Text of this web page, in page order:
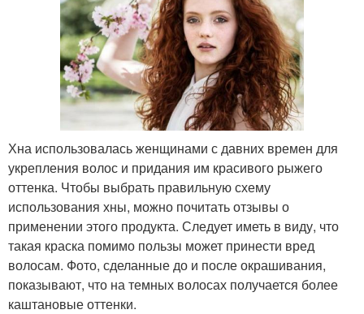
Хна использовалась женщинами с давних времен для
укрепления волос и придания им красивого рыжего
оттенка. Чтобы выбрать правильную схему
использования хны, можно почитать отзывы о
применении этого продукта. Следует иметь в виду, что
такая краска помимо пользы может принести вред
волосам. Фото, сделанные до и после окрашивания,
показывают, что на темных волосах получается более
каштановые оттенки.